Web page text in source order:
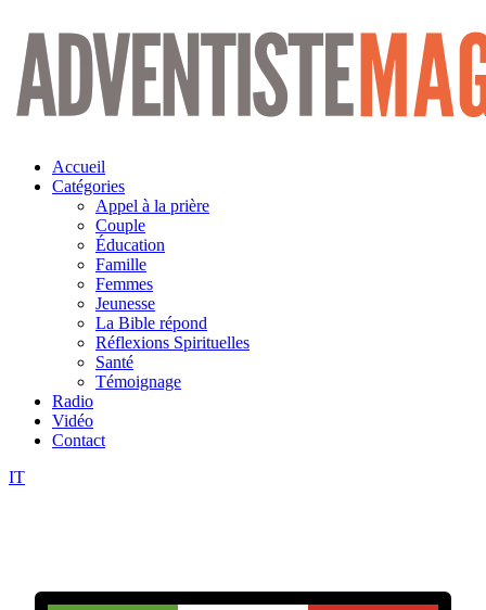
Aller
contenu
Accueil
Catégories
Appel à la prière
Couple
Éducation
Famille
Femmes
Jeunesse
La Bible répond
Réflexions Spirituelles
Santé
Témoignage
Radio
Vidéo
Contact
IT